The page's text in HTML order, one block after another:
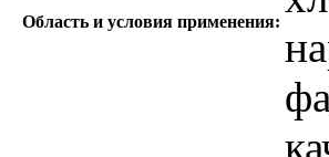
Область и условия применения: